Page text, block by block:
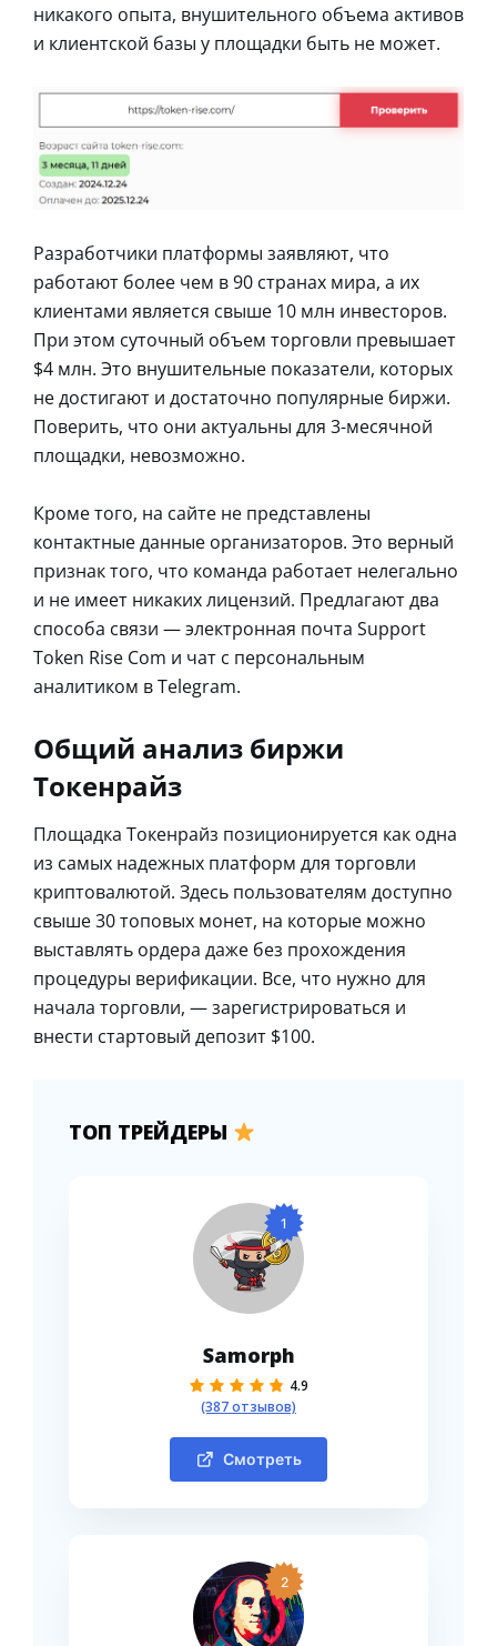
никакого опыта, внушительного объема активов
и клиентской базы у площадки быть не может.
Разработчики платформы заявляют, что
работают более чем в 90 странах мира, а их
клиентами является свыше 10 млн инвесторов.
При этом суточный объем торговли превышает
$4 млн. Это внушительные показатели, которых
не достигают и достаточно популярные биржи.
Поверить, что они актуальны для 3-месячной
площадки, невозможно.
Кроме того, на сайте не представлены
контактные данные организаторов. Это верный
признак того, что команда работает нелегально
и не имеет никаких лицензий. Предлагают два
способа связи ― электронная почта Support
Token Rise Com и чат с персональным
аналитиком в Telegram.
Общий анализ биржи
Токенрайз
Площадка Токенрайз позиционируется как одна
из самых надежных платформ для торговли
криптовалютой. Здесь пользователям доступно
свыше 30 топовых монет, на которые можно
выставлять ордера даже без прохождения
процедуры верификации. Все, что нужно для
начала торговли, ― зарегистрироваться и
внести стартовый депозит $100.
ТОП ТРЕЙДЕРЫ
1
Samorph
4.9
(387 отзывов)
Смотреть
2